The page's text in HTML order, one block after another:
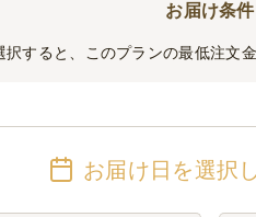
本/サッポロ黒ラベル缶 350ml 10本
本/サッポロ黒ラベル缶 350ml 5本/ト
お届け条件
択すると、このプランの最低注文
お届け日を選択